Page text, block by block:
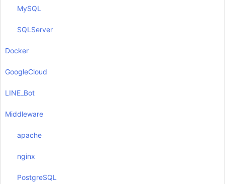
MySQL
SQLServer
Docker
GoogleCloud
LINE_Bot
Middleware
apache
nginx
PostgreSQL